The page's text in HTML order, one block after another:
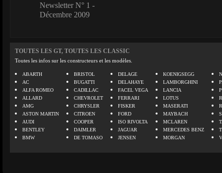
Newsletter N° 1 -
Décembre 2009
TOUTES LES GT, TOUTES LES CLASSIC
Toutes les infos sur les constructeurs et les modèles.
ABARTH
AC
ALFA ROMEO
ALLARD
AMG
ASTON MARTIN
AUDI
BENTLEY
BMW
BRISTOL
BUGATTI
CADILLAC
CHEVROLET
CHRYSLER
CITROEN
COOPER
DAIMLER
DE TOMASO
DELAGE
DELAHAYE
FACEL VEGA
FERRARI
FISKER
FORD
ISO RIVOLTA
JAGUAR
JENSEN
KOENIGSEGG
LAMBORGHINI
LANCIA
LOTUS
MASERATI
MAYBACH
MCLAREN
MERCEDES BENZ
MORGAN